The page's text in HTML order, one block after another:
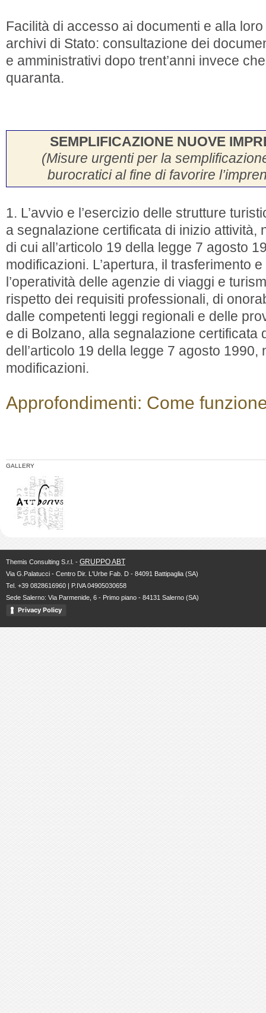
Facilità di accesso ai documenti e alla
archivi di Stato: consultazione dei
e amministrativi dopo trent’anni invece
quaranta.
SEMPLIFICAZIONE NUOVE
(Misure urgenti per la
burocratici al fine di favorire
1. L’avvio e l’esercizio delle strutture
a segnalazione certificata di inizio attività,
di cui all’articolo 19 della legge 7 agosto
modificazioni. L’apertura, il trasferimento
l’operatività delle agenzie di viaggi e
rispetto dei requisiti professionali, di
dalle competenti leggi regionali e delle
e di Bolzano, alla segnalazione certificata
dell’articolo 19 della legge 7 agosto
modificazioni.
Approfondimenti: Come
GALLERY
Themis Consulting S.r.l. - GRUPPO ABT
Via G.Palatucci - Centro Dir. L'Urbe Fab. D - 84091 Battipaglia (SA)
Tel. +39 0828616960 | P.IVA 04905030658
Sede Salerno: Via Parmenide, 6 - Primo piano - 84131 Salerno (SA)
Privacy Policy